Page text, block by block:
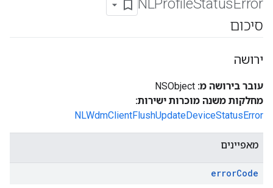
NLProfileStatusError
סיכום
ירושה
עובר בירושה מ: NSObject
מחלקות משנה מוכרות ישירות:
NLWdmClientFlushUpdateDeviceStatusError
מאפיינים
errorCode